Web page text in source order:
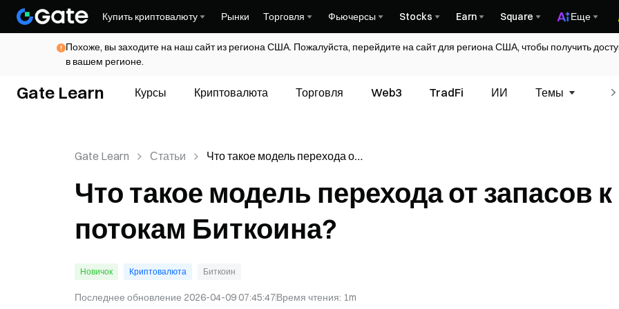
Купить криптовалюту Рынки Торговля Фьючерсы Stocks Earn Square Еще
Похоже, вы заходите на наш сайт из региона США. Пожалуйста, перейдите на сайт для региона США, чтобы получить
в вашем регионе.
Gate Learn Курсы Криптовалюта Торговля Web3 TradFi ИИ Темы
Gate Learn Статьи
Что такое модель перехода от
Что такое модель перехода от запасов к
потокам Биткоина?
Новичок Криптовалюта Биткоин
Последнее обновление 2026-04-09 07:45:47Время чтения: 1m